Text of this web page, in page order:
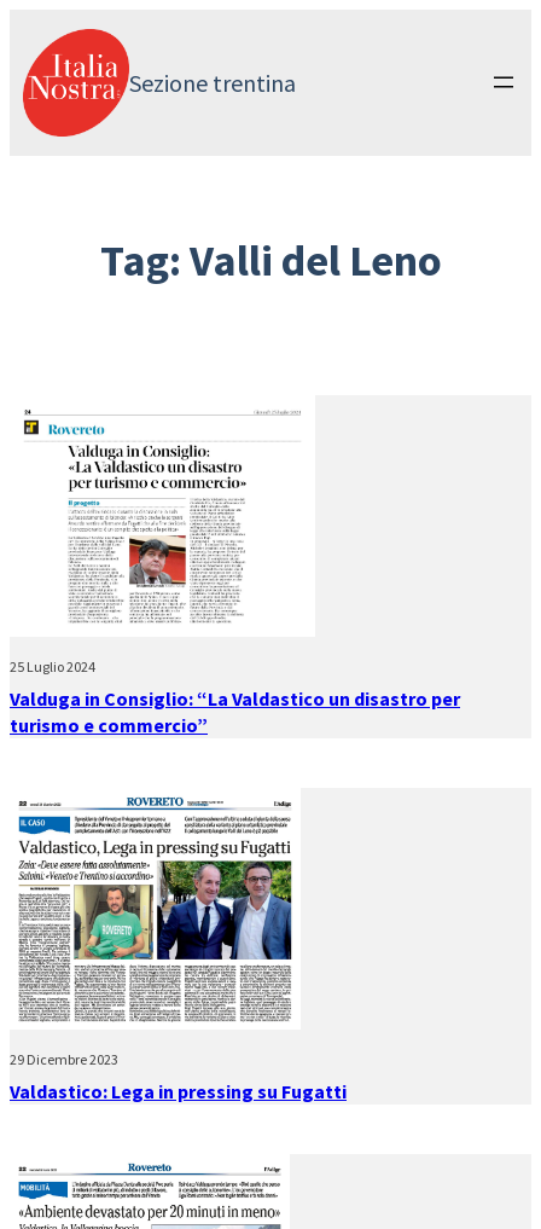
contenuto
Sezione trentina
Tag: Valli del Leno
25 Luglio 2024
Valduga in Consiglio: “La Valdastico un disastro per
turismo e commercio”
29 Dicembre 2023
Valdastico: Lega in pressing su Fugatti